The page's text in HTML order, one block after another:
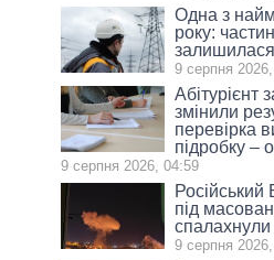
Одна з
року:
залишилася
9 серпня
Абітурієнт
змінили
перевірка
підробку –
9 серпня 2026, 04:59
під
9 серпня